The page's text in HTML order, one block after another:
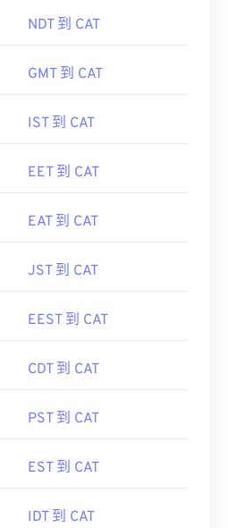
NDT 到 CAT
GMT 到 CAT
IST 到 CAT
EET 到 CAT
EAT 到 CAT
JST 到 CAT
EEST 到 CAT
CDT 到 CAT
PST 到 CAT
EST 到 CAT
IDT 到 CAT